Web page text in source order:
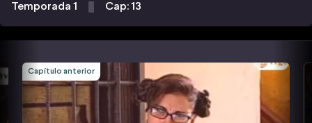
Temporada 1 Cap: 13
Capítulo anterior